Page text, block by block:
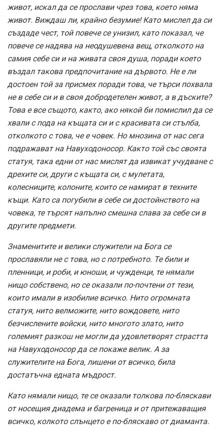
живот, искал да се прослави чрез това, което няма
живот. Виждаш ли, крайно безумие! Като мислел да си
създаде чест, той повече се унизил, като показал, че
повече се надява на неодушевена вещ, отколкото на
самия себе си и на живата своя душа, поради което
въздал такова предпочитание на дървото. Не е ли
достоен той за присмех поради това, че търси похвала
не в себе си и в своя добродетелен живот, а в дъските?
Това е все същото, както, ако някой би помислил да се
хвали с пода на къщата си и с красивата си стълба,
отколкото с това, че е човек. Но мнозина от нас сега
подражават на Навуходоносор. Както той със своята
статуя, така едни от нас мислят да извикат учудване с
дрехите си, други с къщата си, с мулетата,
колесниците, колоните, които се намират в техните
къщи. Като са погубили в себе си достойнството на
човека, те търсят напълно смешна слава за себе си в
другите предмети.
Знаменитите и велики служители на Бога се
прославяли не с това, но с потребното. Те били и
пленници, и роби, и юноши, и чужденци, те нямали
нищо собствено, но се оказали по-почтени от тези,
които имали в изобилие всичко. Нито огромната
статуя, нито велможите, нито вождовете, нито
безчислените войски, нито многото злато, нито
големият разкош не могли да удовлетворят страстта
на Навуходоносор да се покаже велик. А за
служителите на Бога, лишени от всичко, била
достатъчна едната мъдрост.
Като нямали нищо, те се оказали толкова по-бляскави
от носещия диадема и багреница и от притежаващия
всичко, колкото слънцето е по-бляскаво от диаманта.